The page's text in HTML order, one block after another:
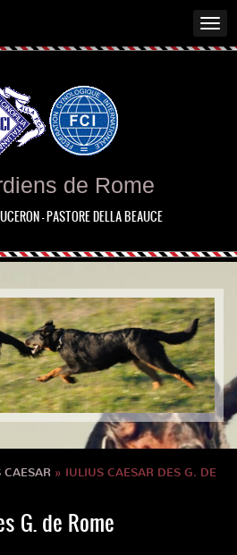
de Rome
- PASTORE DELLA BEAUCE
CAESAR » IULIUS CAESAR DES G. DE
G. de Rome